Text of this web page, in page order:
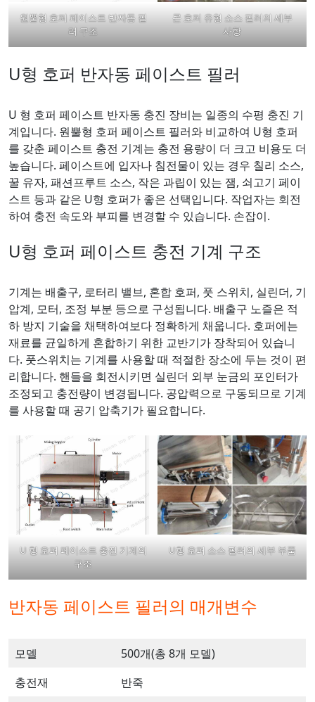
원뿔형 호퍼 페이스트 반자동 필
러 구조
콘 호퍼 유형 소스 필러의 세부
사항
U형 호퍼 반자동 페이스트 필러
U 형 호퍼 페이스트 반자동 충진 장비는 일종의 수평 충진 기
계입니다. 원뿔형 호퍼 페이스트 필러와 비교하여 U형 호퍼
를 갖춘 페이스트 충전 기계는 충전 용량이 더 크고 비용도 더
높습니다. 페이스트에 입자나 침전물이 있는 경우 칠리 소스,
꿀 유자, 패션프루트 소스, 작은 과립이 있는 잼, 쇠고기 페이
스트 등과 같은 U형 호퍼가 좋은 선택입니다. 작업자는 회전
하여 충전 속도와 부피를 변경할 수 있습니다. 손잡이.
U형 호퍼 페이스트 충전 기계 구조
기계는 배출구, 로터리 밸브, 혼합 호퍼, 풋 스위치, 실린더, 기
압계, 모터, 조정 부분 등으로 구성됩니다. 배출구 노즐은 적
하 방지 기술을 채택하여보다 정확하게 채웁니다. 호퍼에는
재료를 균일하게 혼합하기 위한 교반기가 장착되어 있습니
다. 풋스위치는 기계를 사용할 때 적절한 장소에 두는 것이 편
리합니다. 핸들을 회전시키면 실린더 외부 눈금의 포인터가
조정되고 충전량이 변경됩니다. 공압력으로 구동되므로 기계
를 사용할 때 공기 압축기가 필요합니다.
U 형 호퍼 페이스트 충전 기계의
구조
U형 호퍼 소스 필러의 세부 부품
반자동 페이스트 필러의 매개변수
모델
500개(총 8개 모델)
충전재
반죽